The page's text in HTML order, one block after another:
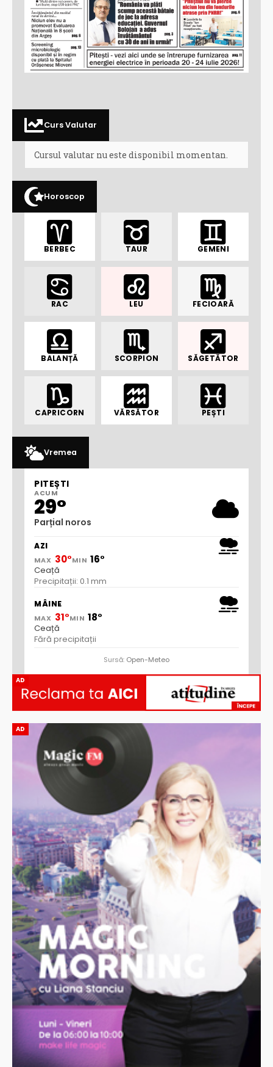
AD
AD
Curs Valutar
Cursul valutar nu este disponibil momentan.
Horoscop
BERBEC TAUR GEMENI
RAC LEU FECIOARĂ
BALANȚĂ SCORPION SĂGETĂTOR
CAPRICORN VĂRSĂTOR PEȘTI
Vremea
PITEȘTI
ACUM
29°
Parțial noros
AZI
MAX 30°MIN 16°
Ceață
Precipitații: 0.1 mm
MÂINE
MAX 31°MIN 18°
Ceață
Fără precipitații
Sursă: Open-Meteo